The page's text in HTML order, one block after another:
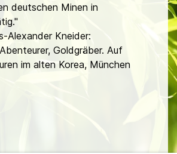
deutschen Minen in
Alexander Kneider:
Goldgräber. Auf
im alten Korea, München